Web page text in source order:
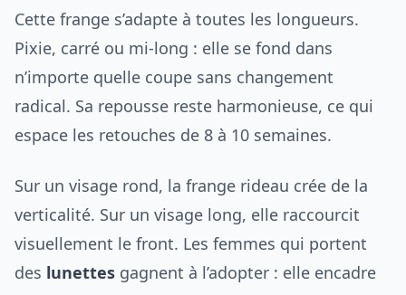
Cette frange s’adapte à toutes les longueurs.
Pixie, carré ou mi-long : elle se fond dans
n’importe quelle coupe sans changement
radical. Sa repousse reste harmonieuse, ce qui
espace les retouches de 8 à 10 semaines.
Sur un visage rond, la frange rideau crée de la
verticalité. Sur un visage long, elle raccourcit
visuellement le front. Les femmes qui portent
des lunettes gagnent à l’adopter : elle encadre